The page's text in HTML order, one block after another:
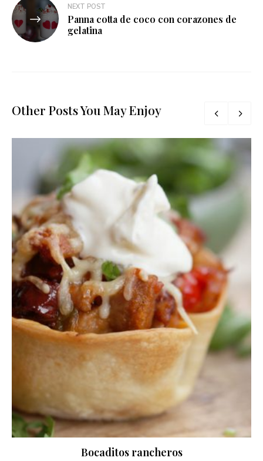
NEXT POST
Panna cotta de coco con corazones de
gelatina
Other Posts You May Enjoy
Bocaditos rancheros